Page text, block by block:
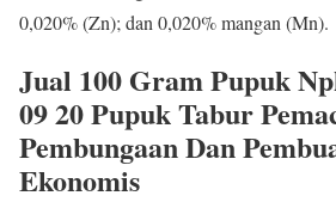
0,020% (Zn); dan 0,020% mangan (Mn).
Jual 100 Gram Pupuk
09 20 Pupuk Tabur
Pembungaan Dan
Ekonomis